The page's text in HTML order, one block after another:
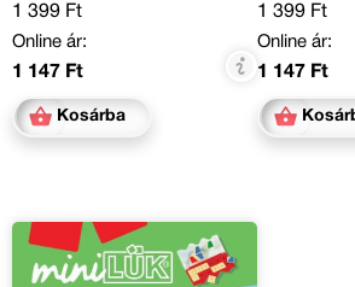
1 399 Ft
Online ár:
1 147 Ft
Kosárba
1 399 Ft
Online ár:
1 147 Ft